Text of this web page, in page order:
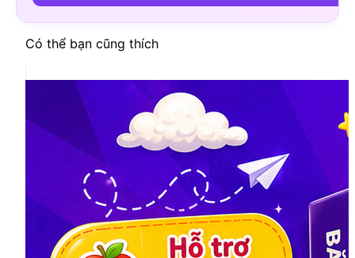
Có thể bạn cũng thích